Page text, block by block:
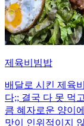
제육비빔밥
배달로 시킨 제육
다;; 결국 다 못 먹
큼 혜자로운 양이
맛이 인위적이지